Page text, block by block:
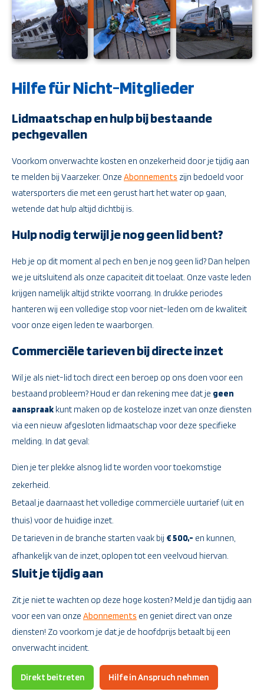
Hilfe für Nicht-Mitglieder
Lidmaatschap en hulp bij bestaande
pechgevallen
Voorkom onverwachte kosten en onzekerheid door je tijdig aan
te melden bij Vaarzeker. Onze Abonnements zijn bedoeld voor
watersporters die met een gerust hart het water op gaan,
wetende dat hulp altijd dichtbij is.
Hulp nodig terwijl je nog geen lid bent?
Heb je op dit moment al pech en ben je nog geen lid? Dan helpen
we je uitsluitend als onze capaciteit dit toelaat. Onze vaste leden
krijgen namelijk altijd strikte voorrang. In drukke periodes
hanteren wij een volledige stop voor niet-leden om de kwaliteit
voor onze eigen leden te waarborgen.
Commerciële tarieven bij directe inzet
Wil je als niet-lid toch direct een beroep op ons doen voor een
bestaand probleem? Houd er dan rekening mee dat je geen
aanspraak kunt maken op de kosteloze inzet van onze diensten
via een nieuw afgesloten lidmaatschap voor deze specifieke
melding. In dat geval:
Dien je ter plekke alsnog lid te worden voor toekomstige
zekerheid.
Betaal je daarnaast het volledige commerciële uurtarief (uit en
thuis) voor de huidige inzet.
De tarieven in de branche starten vaak bij € 500,- en kunnen,
afhankelijk van de inzet, oplopen tot een veelvoud hiervan.
Sluit je tijdig aan
Zit je niet te wachten op deze hoge kosten? Meld je dan tijdig aan
voor een van onze Abonnements en geniet direct van onze
diensten! Zo voorkom je dat je de hoofdprijs betaalt bij een
onverwacht incident.
Direkt beitreten Hilfe in Anspruch nehmen